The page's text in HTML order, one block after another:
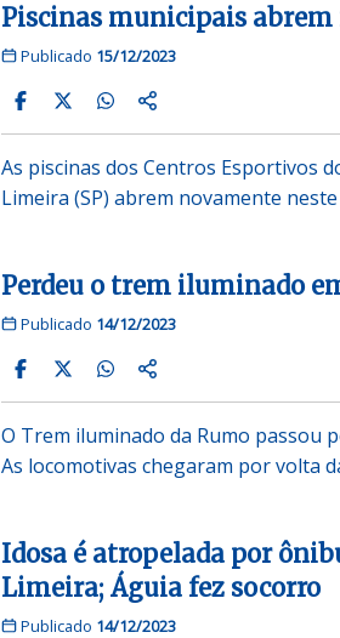
Piscinas municipais
Publicado 15/12/2023
As piscinas dos Centros Esportivos
Limeira (SP) abrem novamente
Perdeu o trem iluminado
Publicado 14/12/2023
O Trem iluminado da Rumo passou
As locomotivas chegaram por volta
Idosa é atropelada por
Limeira; Águia fez socorro
Publicado 14/12/2023